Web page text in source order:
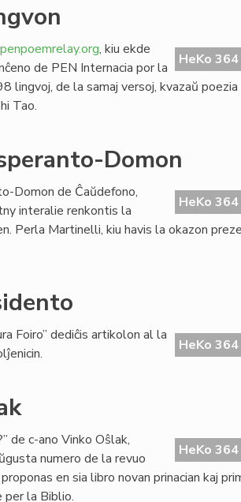
HeKo
, kiu ekde
de PEN Internacia por la
lingvoj, de la samaj versoj, kvazaŭ
Tao.
Domon
HeKo
Domon de Ĉaŭdefono,
interalie renkontis la
Perla Martinelli, kiu havis la okazon
HeKo
Foiro” dediĉis artikolon al la
HeKo
de c-ano Vinko Oŝlak,
numero de la revuo
en sia libro novan prinacian kaj
per la Biblio.